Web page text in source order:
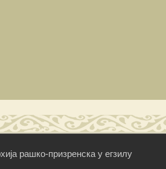
рашко-призренска у егзилу